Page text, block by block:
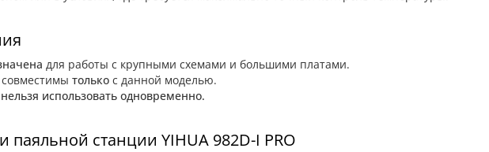
для работы с крупными схемами и большими платами.
только с данной моделью.
использовать одновременно.
станции YIHUA 982D-I PRO